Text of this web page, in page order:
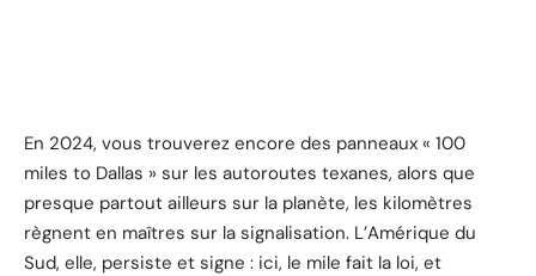
En 2024, vous trouverez encore des panneaux « 100
miles to Dallas » sur les autoroutes texanes, alors que
presque partout ailleurs sur la planète, les kilomètres
règnent en maîtres sur la signalisation. L’Amérique du
Sud, elle, persiste et signe : ici, le mile fait la loi, et